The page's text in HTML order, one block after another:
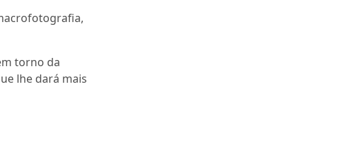
torno da
lhe dará mais